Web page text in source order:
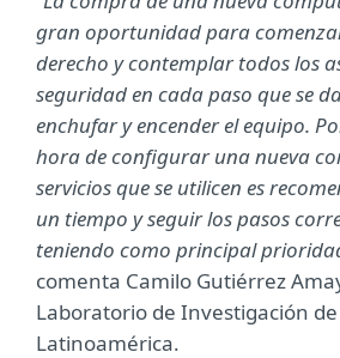
gran oportunidad para
derecho y contemplar todos los
seguridad en cada paso que se
enchufar y encender el equipo.
hora de configurar una nueva
servicios que se utilicen es
un tiempo y seguir los pasos
teniendo como principal
comenta Camilo Gutiérrez
Laboratorio de Investigación de
Latinoamérica.